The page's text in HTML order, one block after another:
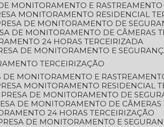
DE MONITORAMENTO E
MONITORAMENTO RESIDENCIAL
DE MONITORAMENTO DE
DE MONITORAMENTO DE CÂMERAS
24 HORAS TERCEIRIZADA
DE MONITORAMENTO E
TERCEIRIZAÇÃO
DE MONITORAMENTO E
MONITORAMENTO RESIDENCIAL
DE MONITORAMENTO DE
DE MONITORAMENTO DE
24 HORAS TERCEIRIZAÇÃO
DE MONITORAMENTO E